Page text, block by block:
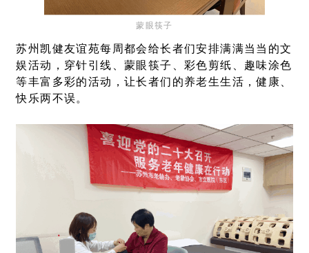
蒙眼筷子
苏州凯健友谊苑每周都会给长者们安排满满当当的文
娱活动，穿针引线、蒙眼筷子、彩色剪纸、趣味涂色
等丰富多彩的活动，让长者们的养老生生活，健康、
快乐两不误。